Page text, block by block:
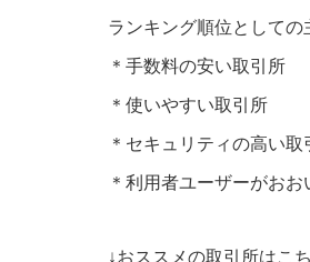
ランキング順位として
＊手数料の安い取引所
＊使いやすい取引所
＊セキュリティの高い取
＊利用者ユーザーがおお
↓おススメの取引所はこ